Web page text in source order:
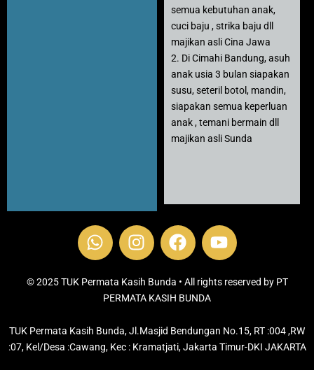
semua kebutuhan anak,
cuci baju , strika baju dll
majikan asli Cina Jawa
2. Di Cimahi Bandung, asuh
anak usia 3 bulan siapakan
susu, seteril botol, mandin,
siapakan semua keperluan
anak , temani bermain dll
majikan asli Sunda
W
h
t
p
p
I
n
t
a
r
a
F
a
e
b
o
k
Y
o
t
e
© 2025 TUK Permata Kasih Bunda • All rights reserved by PT
PERMATA KASIH BUNDA
TUK Permata Kasih Bunda, Jl.Masjid Bendungan No.15, RT :004 ,RW
:07, Kel/Desa :Cawang, Kec : Kramatjati, Jakarta Timur-DKI JAKARTA